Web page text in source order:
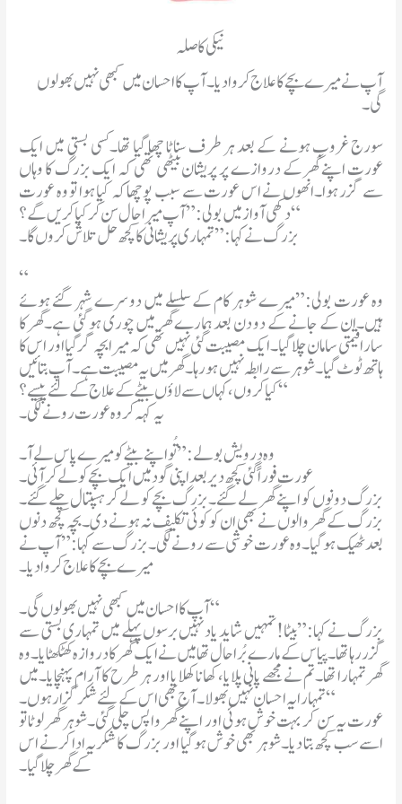
نیکی کا صلہ
آپ نے میرے بچے کا علاج کروا دیا۔آپ کا احسان میں کبھی نہیں بھولوں
گی۔
سورج غروب ہونے کے بعد ہر طرف سناٹا چھا گیا تھا۔کسی بستی میں ایک
عورت اپنے گھر کے دروازے پر پریشان بیٹھی تھی کہ ایک بزرگ کا وہاں
سے گزر ہوا۔انھوں نے اس عورت سے سبب پوچھا کہ کیا ہوا تو وہ عورت
دکھی آواز میں بولی:”آپ میرا حال سن کر کیا کریں گے؟“
بزرگ نے کہا:”تمہاری پریشانی کا کچھ حل تلاش کروں گا۔
“
وہ عورت بولی:”میرے شوہر کام کے سلسلے میں دوسرے شہر گئے ہوئے
ہیں۔ان کے جانے کے دو دن بعد ہمارے گھر میں چوری ہو گئی ہے۔گھر کا
سارا قیمتی سامان چلا گیا۔ایک مصیبت گئی نہیں تھی کہ میرا بچہ گر گیا اور اس کا
ہاتھ ٹوٹ گیا۔شوہر سے رابطہ نہیں ہو رہا۔گھر میں یہ مصیبت ہے۔آپ بتائیں
کیا کروں،کہاں سے لاؤں بیٹے کے علاج کے لئے پیسے؟“
یہ کہہ کر وہ عورت رونے لگی۔
وہ درویش بولے:”تُو اپنے بیٹے کو میرے پاس لے آ۔
عورت فوراً گئی کچھ دیر بعد اپنی گود میں ایک بچے کو لے کر آئی۔
بزرگ دونوں کو اپنے گھر لے گئے۔بزرگ بچے کو لے کر ہسپتال چلے گئے۔
بزرگ کے گھر والوں نے بھی ان کو کوئی تکلیف نہ ہونے دی۔بچہ کچھ دنوں
بعد ٹھیک ہو گیا۔وہ عورت خوشی سے رونے لگی۔بزرگ سے کہا:”آپ نے
میرے بچے کا علاج کروا دیا۔
آپ کا احسان میں کبھی نہیں بھولوں گی۔“
بزرگ نے کہا:”بیٹا!تمہیں شاید یاد نہیں برسوں پہلے میں تمہاری بستی سے
گزر رہا تھا۔پیاس کے مارے بُرا حال تھا میں نے ایک گھر کا دروازہ کھٹکھٹایا۔وہ
گھر تمہارا تھا۔تم نے مجھے پانی پلایا،کھانا کھلایا اور ہر طرح کا آرام پہنچایا۔میں
تمہارا یہ احسان نہیں بھولا۔آج بھی اس کے لئے شکر گزار ہوں۔“
عورت یہ سن کر بہت خوش ہوئی اور اپنے گھر واپس چلی گئی۔شوہر گھر لوٹا تو
اسے سب کچھ بتا دیا۔شوہر بھی خوش ہو گیا اور بزرگ کا شکریہ ادا کرنے اس
کے گھر چلا گیا۔